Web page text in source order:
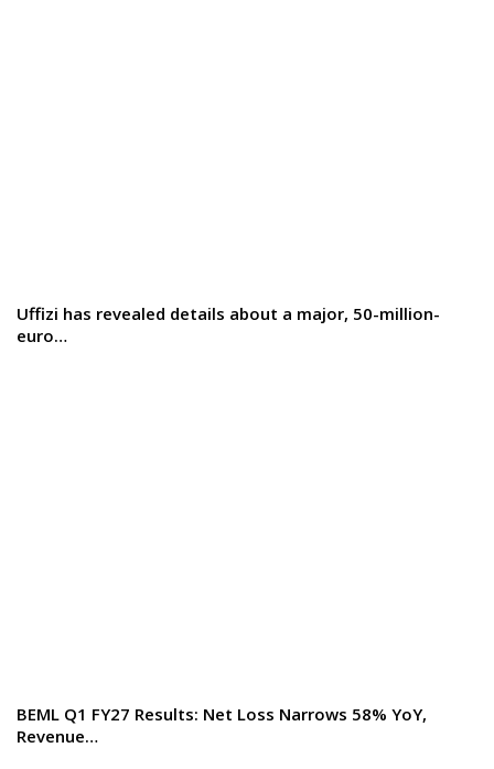
Uffizi has revealed details about a major, 50-million-
euro…
BEML Q1 FY27 Results: Net Loss Narrows 58% YoY,
Revenue…